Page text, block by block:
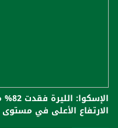
الارتفاع الأعلى في مستوى